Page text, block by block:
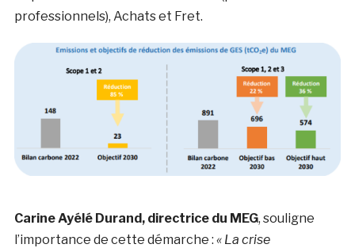
professionnels), Achats et Fret.
Carine Ayélé Durand, directrice du MEG, souligne
l’importance de cette démarche : « La crise